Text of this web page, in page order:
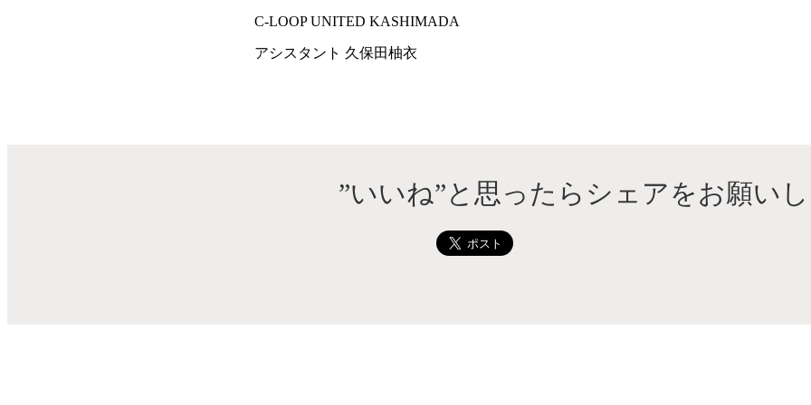
C-LOOP UNITED KASHIMADA
アシスタント 久保田柚衣
”いいね”と思ったらシェアをお願い